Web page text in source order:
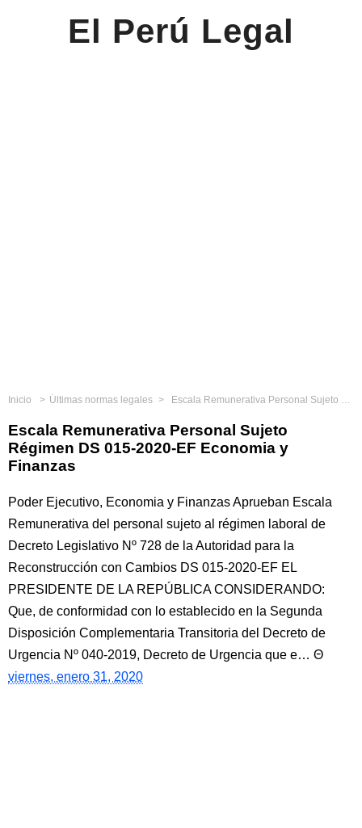
El Perú Legal
Inicio Últimas normas legales Escala Remunerativa Personal Sujeto Régimen DS 015-2020-EF Economia y Finanzas
Escala Remunerativa Personal Sujeto
Régimen DS 015-2020-EF Economia y
Finanzas
Poder Ejecutivo, Economia y Finanzas Aprueban Escala
Remunerativa del personal sujeto al régimen laboral de
Decreto Legislativo Nº 728 de la Autoridad para la
Reconstrucción con Cambios DS 015-2020-EF EL
PRESIDENTE DE LA REPÚBLICA CONSIDERANDO:
Que, de conformidad con lo establecido en la Segunda
Disposición Complementaria Transitoria del Decreto de
Urgencia Nº 040-2019, Decreto de Urgencia que e…
viernes, enero 31, 2020